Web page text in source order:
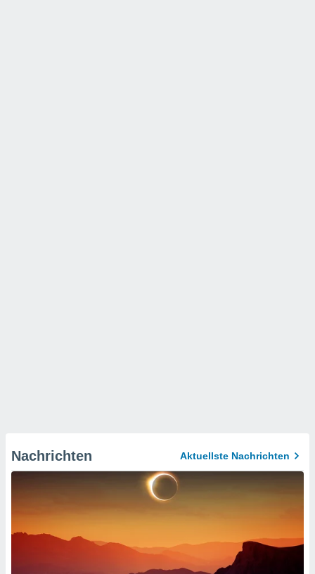
Nachrichten Aktuellste Nachrichten